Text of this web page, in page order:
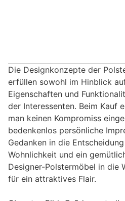
Die Designkonzepte der
erfüllen sowohl im Hinblick
Eigenschaften und
der Interessenten. Beim Kauf
man keinen Kompromiss
bedenkenlos persönliche
Gedanken in die
Wohnlichkeit und ein
Designer-Polstermöbel in die
für ein attraktives Flair.